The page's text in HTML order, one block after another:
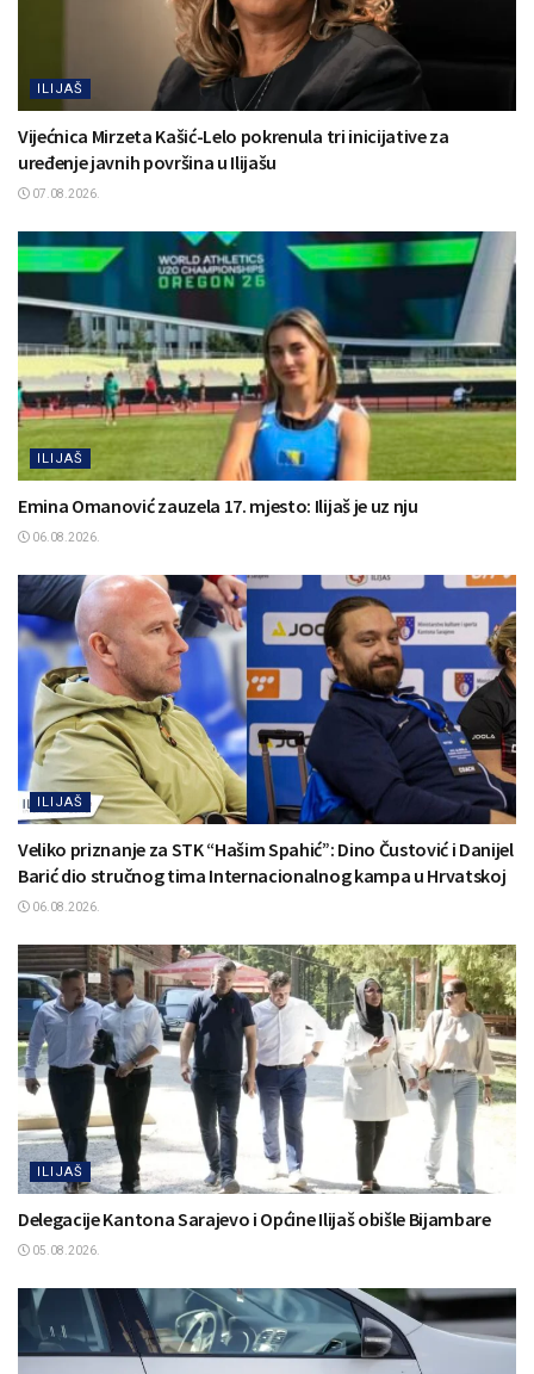
ILIJAŠ
Vijećnica Mirzeta Kašić-Lelo pokrenula tri inicijative za
uređenje javnih površina u Ilijašu
07.08.2026.
ILIJAŠ
Emina Omanović zauzela 17. mjesto: Ilijaš je uz nju
06.08.2026.
ILIJAŠ
Veliko priznanje za STK “Hašim Spahić”: Dino Čustović i Danijel
Barić dio stručnog tima Internacionalnog kampa u Hrvatskoj
06.08.2026.
ILIJAŠ
Delegacije Kantona Sarajevo i Općine Ilijaš obišle Bijambare
05.08.2026.